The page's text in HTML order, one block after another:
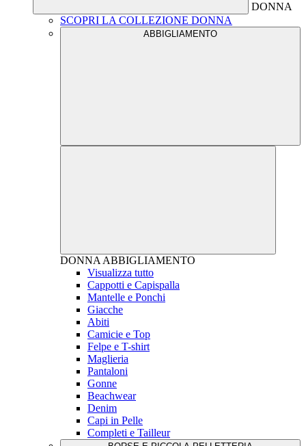
DONNA
SCOPRI LA COLLEZIONE DONNA
ABBIGLIAMENTO
DONNA ABBIGLIAMENTO
Visualizza tutto
Cappotti e Capispalla
Mantelle e Ponchi
Giacche
Abiti
Camicie e Top
Felpe e T-shirt
Maglieria
Pantaloni
Gonne
Beachwear
Denim
Capi in Pelle
Completi e Tailleur